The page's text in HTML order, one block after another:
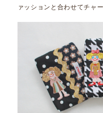
ァッションと合わせてチャ